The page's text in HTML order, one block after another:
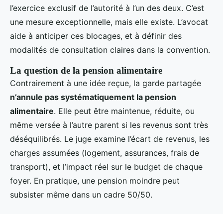
l’exercice exclusif de l’autorité à l’un des deux. C’est
une mesure exceptionnelle, mais elle existe. L’avocat
aide à anticiper ces blocages, et à définir des
modalités de consultation claires dans la convention.
La question de la pension alimentaire
Contrairement à une idée reçue, la garde partagée
n’annule pas systématiquement la pension
alimentaire. Elle peut être maintenue, réduite, ou
même versée à l’autre parent si les revenus sont très
déséquilibrés. Le juge examine l’écart de revenus, les
charges assumées (logement, assurances, frais de
transport), et l’impact réel sur le budget de chaque
foyer. En pratique, une pension moindre peut
subsister même dans un cadre 50/50.